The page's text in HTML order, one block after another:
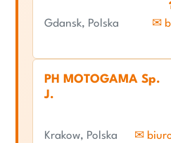
Gdansk, Polska
✉
PH MOTOGAMA Sp.
J.
Krakow, Polska
✉